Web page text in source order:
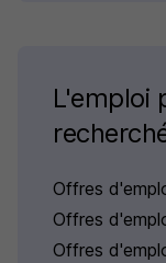
L'emploi
Offres
Offres
Offres